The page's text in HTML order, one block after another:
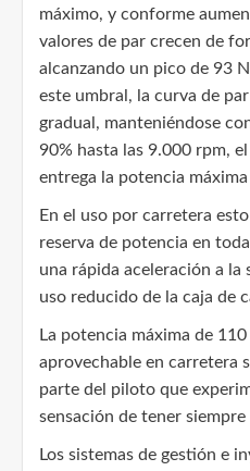
máximo, y conforme
valores de par crecen de
alcanzando un pico de 93
este umbral, la curva de
gradual, manteniéndose
90% hasta las 9.000 rpm,
entrega la potencia
En el uso por carretera
reserva de potencia en
una rápida aceleración a la
uso reducido de la caja de
La potencia máxima de
aprovechable en carretera
parte del piloto que
sensación de tener
Los sistemas de gestión e